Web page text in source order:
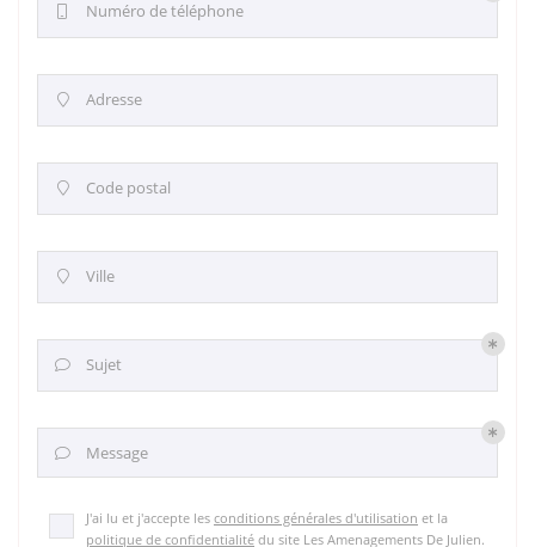
Numéro de téléphone
 Adresse
 Code postal
 Ville
 Sujet
 Message
J'ai lu et j'accepte les conditions générales d'utilisation et la
politique de confidentialité du site Les Amenagements De Julien.